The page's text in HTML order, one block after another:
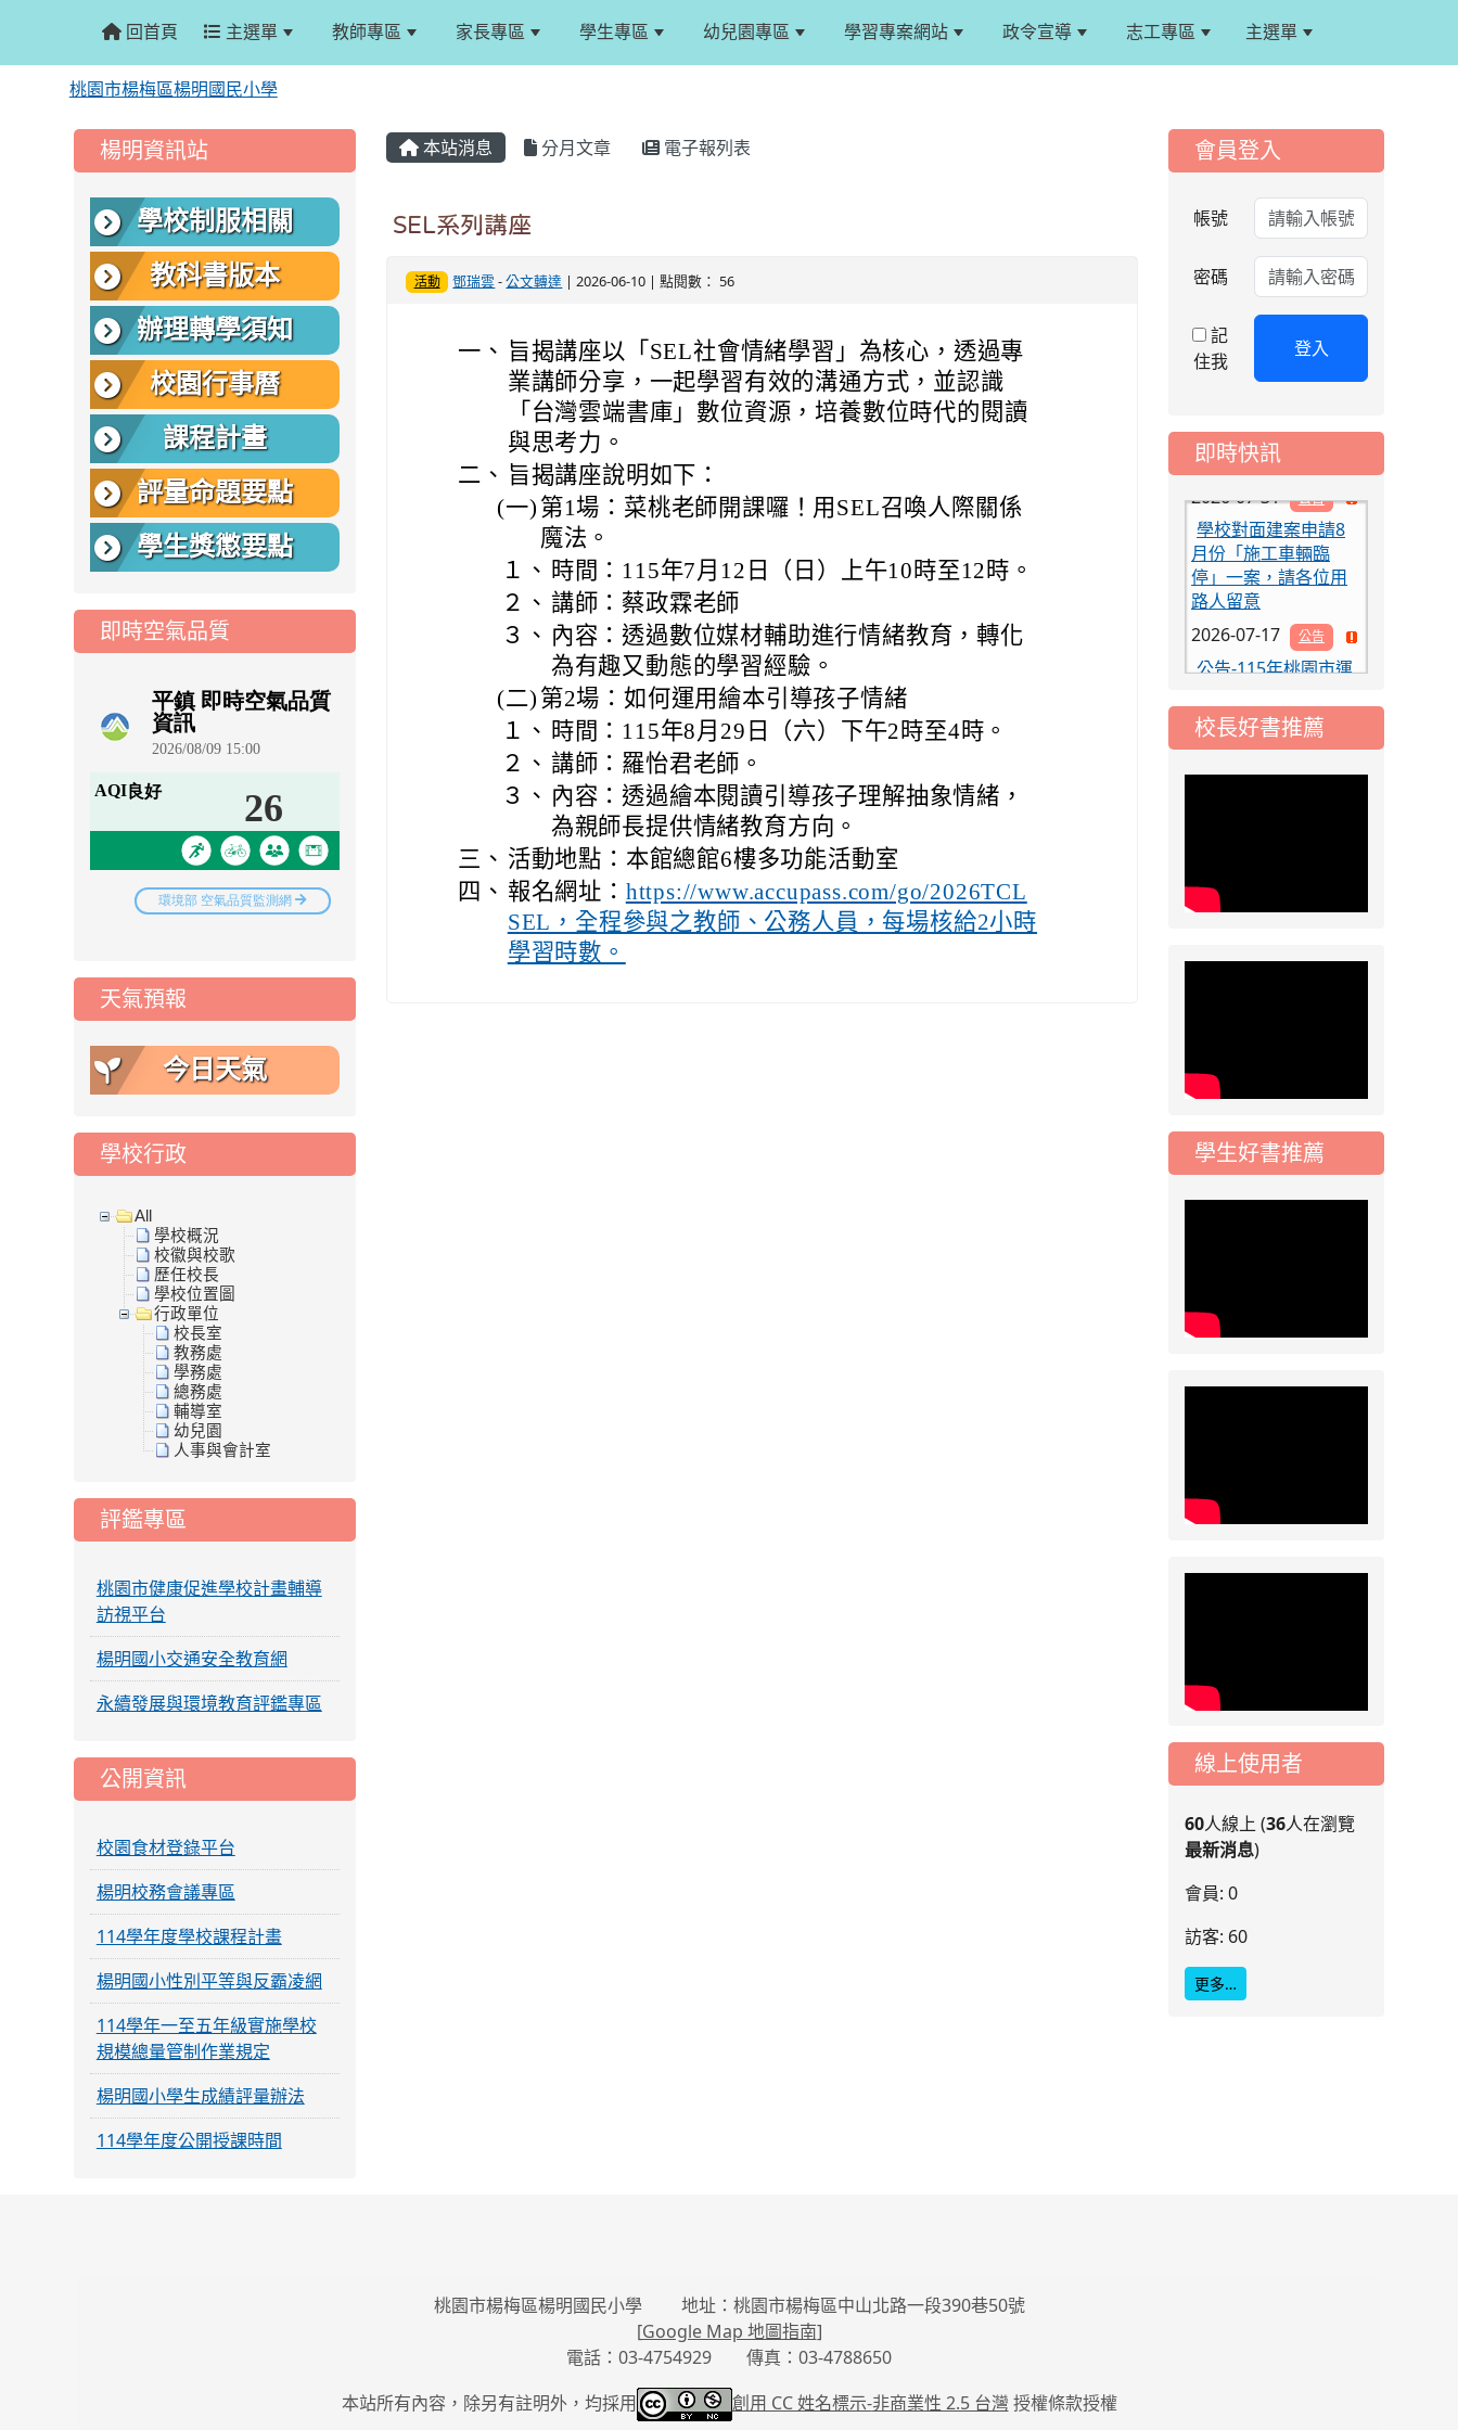
回首頁 主選單 教師專區 家長專區 學生專區 幼兒園專區 學習專案網站 政令宣導 志工專區 主選單
桃園市楊梅區楊明國民小學
本站消息 分月文章 電子報列表
SEL系列講座
活動 鄧瑞雲 -公文轉達 | 2026-06-10 | 點閱數： 56
一、 旨揭講座以「SEL社會情緒學習」為核心，透過專
業講師分享，一起學習有效的溝通方式，並認識
「台灣雲端書庫」數位資源，培養數位時代的閱讀
與思考力。
二、 旨揭講座說明如下：
(一) 第1場：菜桃老師開課囉！用SEL召喚人際關係
魔法。
１、 時間：115年7月12日（日）上午10時至12時。
２、 講師：蔡政霖老師
３、 內容：透過數位媒材輔助進行情緒教育，轉化
為有趣又動態的學習經驗。
(二) 第2場：如何運用繪本引導孩子情緒
１、 時間：115年8月29日（六）下午2時至4時。
２、 講師：羅怡君老師。
３、 內容：透過繪本閱讀引導孩子理解抽象情緒，
為親師長提供情緒教育方向。
三、 活動地點：本館總館6樓多功能活動室
四、 報名網址： https://www.accupass.com/go/2026TCL
SEL，全程參與之教師、公務人員，每場核給2小時
學習時數。
::: 楊明資訊站
學校制服相關
教科書版本
辦理轉學須知
校園行事曆
課程計畫
評量命題要點
學生獎懲要點
即時空氣品質
天氣預報
今日天氣
學校行政
All
學校概況
校徽與校歌
歷任校長
學校位置圖
行政單位
校長室
教務處
學務處
總務處
輔導室
幼兒園
人事與會計室
評鑑專區
桃園市健康促進學校計畫輔導
訪視平台
楊明國小交通安全教育網
永續發展與環境教育評鑑專區
公開資訊
校園食材登錄平台
楊明校務會議專區
114學年度學校課程計畫
楊明國小性別平等與反霸凌網
114學年一至五年級實施學校
規模總量管制作業規定
楊明國小學生成績評量辦法
114學年度公開授課時間
::: 會員登入
帳號
密碼
記
住我
登入
即時快訊
2026-08-06
小游泳比賽楊梅區代
表選手服裝領取通知
2026-08-05
重要
115學年度課後照顧
服務班教師甄選簡章
2026-08-03
重要
115學年度一、三、
公告
2026-07-31
公告
學校對面建案申請8
月份「施工車輛臨
停」一案，請各位用
路人留意
2026-07-17
公告-115年桃園市運
動會國小游泳比賽楊
比賽通知
2026-08-06
公告
115學年度課後照顧
服務班教師甄選簡章
學校對面建案申請8
停」一案，請各位用
路人留意
校長好書推薦
學生好書推薦
線上使用者
60人線上 (36人在瀏覽
最新消息)
會員: 0
訪客: 60
更多…
桃園市楊梅區楊明國民小學 地址：桃園市楊梅區中山北路一段390巷50號
[Google Map 地圖指南]
電話：03-4754929 傳真：03-4788650
本站所有內容，除另有註明外，均採用
創用 CC 姓名標示-非商業性 2.5 台灣 授權條款授權